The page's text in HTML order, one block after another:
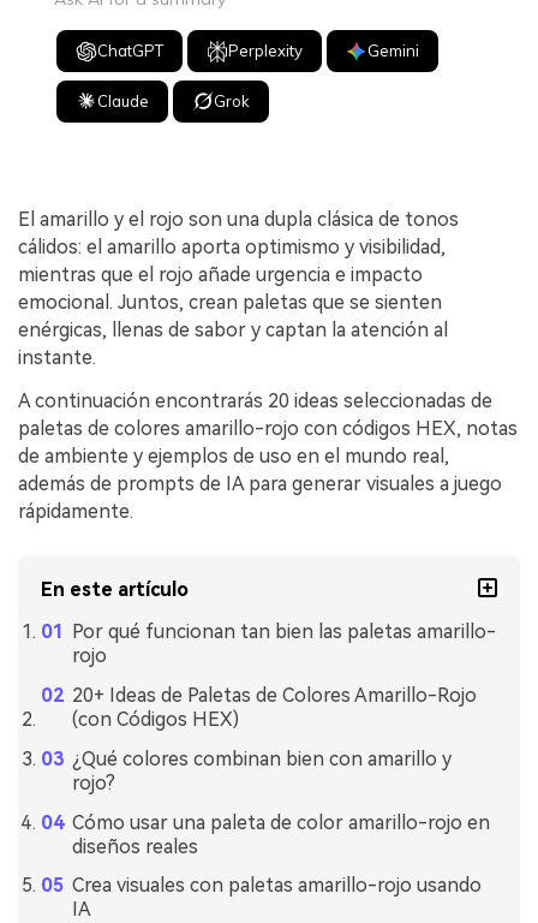
ChatGPT Perplexity Gemini
Claude Grok
El amarillo y el rojo son una dupla clásica de tonos
cálidos: el amarillo aporta optimismo y visibilidad,
mientras que el rojo añade urgencia e impacto
emocional. Juntos, crean paletas que se sienten
enérgicas, llenas de sabor y captan la atención al
instante.
A continuación encontrarás 20 ideas seleccionadas de
paletas de colores amarillo-rojo con códigos HEX, notas
de ambiente y ejemplos de uso en el mundo real,
además de prompts de IA para generar visuales a juego
rápidamente.
En este artículo
Por qué funcionan tan bien las paletas amarillo-
rojo
20+ Ideas de Paletas de Colores Amarillo-Rojo
(con Códigos HEX)
¿Qué colores combinan bien con amarillo y
rojo?
Cómo usar una paleta de color amarillo-rojo en
diseños reales
Crea visuales con paletas amarillo-rojo usando
IA